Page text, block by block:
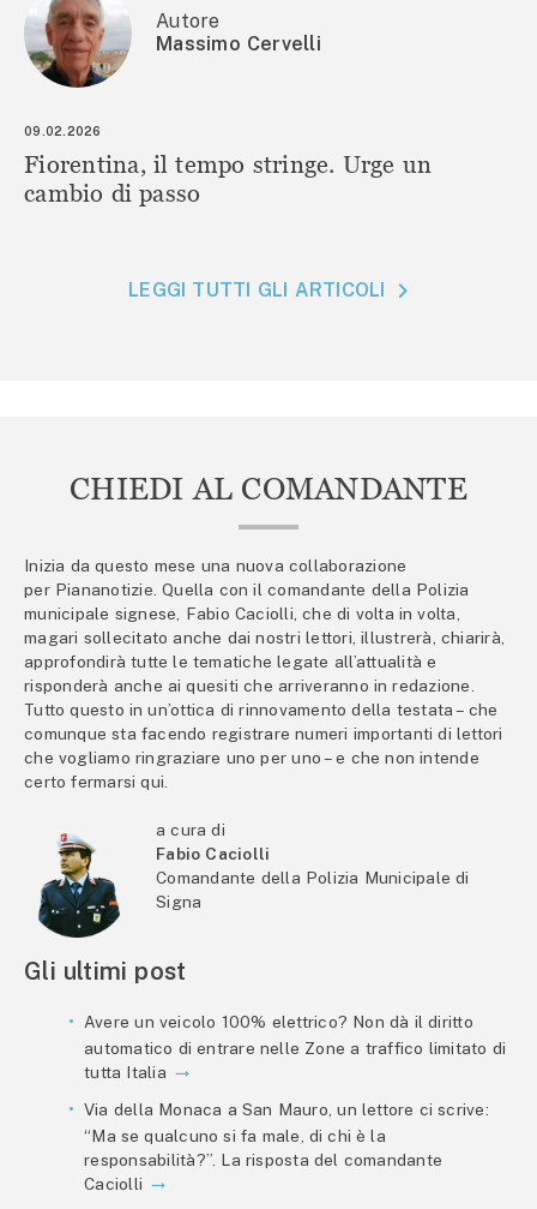
Autore
Massimo Cervelli
09.02.2026
Fiorentina, il tempo stringe. Urge un
cambio di passo
LEGGI TUTTI GLI ARTICOLI
CHIEDI AL COMANDANTE
Inizia da questo mese una nuova collaborazione
per Piananotizie. Quella con il comandante della Polizia
municipale signese, Fabio Caciolli, che di volta in volta,
magari sollecitato anche dai nostri lettori, illustrerà, chiarirà,
approfondirà tutte le tematiche legate all’attualità e
risponderà anche ai quesiti che arriveranno in redazione.
Tutto questo in un’ottica di rinnovamento della testata – che
comunque sta facendo registrare numeri importanti di lettori
che vogliamo ringraziare uno per uno – e che non intende
certo fermarsi qui.
a cura di
Fabio Caciolli
Comandante della Polizia Municipale di
Signa
Gli ultimi post
Avere un veicolo 100% elettrico? Non dà il diritto
automatico di entrare nelle Zone a traffico limitato di
tutta Italia
Via della Monaca a San Mauro, un lettore ci scrive:
“Ma se qualcuno si fa male, di chi è la
responsabilità?”. La risposta del comandante
Caciolli